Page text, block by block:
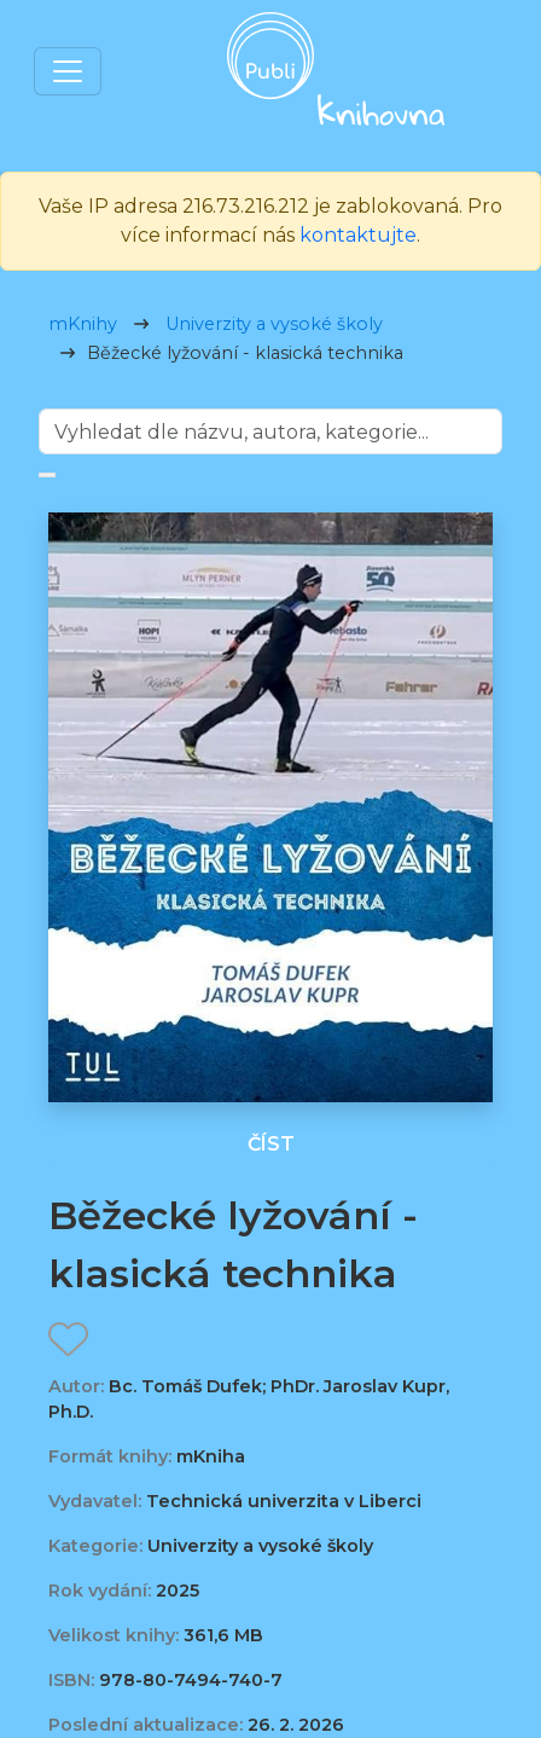
Vaše IP adresa 216.73.216.212 je zablokovaná. Pro
více informací nás kontaktujte.
mKnihy
Univerzity a vysoké školy
Běžecké lyžování - klasická technika
ČÍST
Běžecké lyžování -
klasická technika
Autor: Bc. Tomáš Dufek; PhDr. Jaroslav Kupr,
Ph.D.
Formát knihy: mKniha
Vydavatel: Technická univerzita v Liberci
Kategorie: Univerzity a vysoké školy
Rok vydání: 2025
Velikost knihy: 361,6 MB
ISBN: 978-80-7494-740-7
Poslední aktualizace: 26. 2. 2026